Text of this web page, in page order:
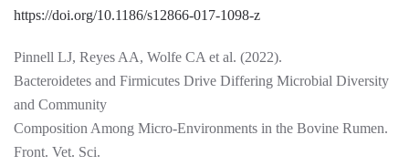
https://doi.org/10.1186/s12866-017-1098-z
Pinnell LJ, Reyes AA, Wolfe CA et al. (2022).
Bacteroidetes and Firmicutes Drive Differing Microbial Diversity
and Community
Composition Among Micro-Environments in the Bovine Rumen.
Front. Vet. Sci.